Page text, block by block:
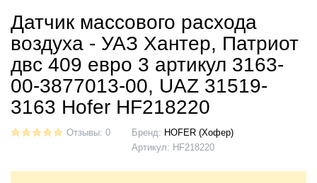
Датчик массового расхода
воздуха - УАЗ Хантер, Патриот
двс 409 евро 3 артикул 3163-
00-3877013-00, UAZ 31519-
3163 Hofer HF218220
Отзывы: 0 Бренд: HOFER (Хофер)
Артикул: HF218220